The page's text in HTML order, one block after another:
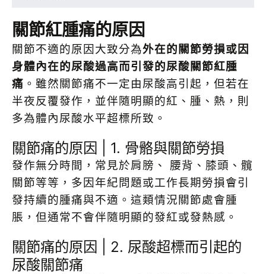
關節紅腫痛的原因
關節不適的原因大致分為外在的關節勞損或因
身體內在的尿酸過高而引發的尿酸關節紅腫
痛 。雖然關節痛不一定由尿酸高引起，但若在
半夜反覆發作，並伴隨明顯的紅、腫、熱，則
多為體內尿酸水平超標所致。
關節痛的原因 | 1. 骨骼與關節勞損
發作無分時間，常見於肩膀、 腰背、膝頭、髖
關節等等，多因年紀問題或工作長期勞損會引
發持續的腫痛與不適。這類情況關節處會腫
脹，但通常不會伴隨明顯的發紅或發熱感。
關節痛的原因 | 2. 尿酸超標而引起的
尿酸關節痛